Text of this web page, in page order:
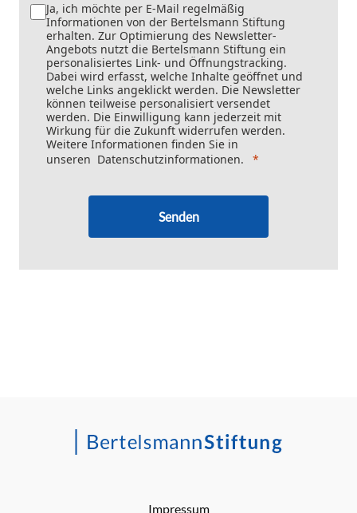
Ja, ich möchte per E-Mail regelmäßig
Informationen von der Bertelsmann Stiftung
erhalten. Zur Optimierung des Newsletter-
Angebots nutzt die Bertelsmann Stiftung ein
personalisiertes Link- und Öffnungstracking.
Dabei wird erfasst, welche Inhalte geöffnet und
welche Links angeklickt werden. Die Newsletter
können teilweise personalisiert versendet
werden. Die Einwilligung kann jederzeit mit
Wirkung für die Zukunft widerrufen werden.
Weitere Informationen finden Sie in
unseren Datenschutzinformationen.
Senden
Impressum